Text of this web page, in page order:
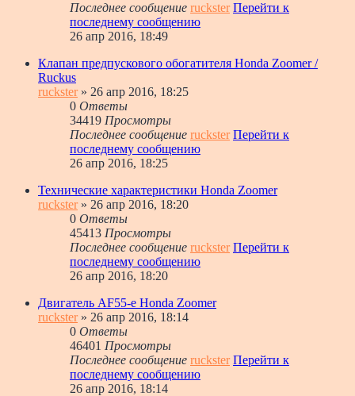
Последнее сообщение ruckster Перейти к
последнему сообщению
26 апр 2016, 18:49
Клапан предпускового обогатителя Honda Zoomer /
Ruckus
ruckster» 26 апр 2016, 18:25
0 Ответы
34419 Просмотры
Последнее сообщение ruckster Перейти к
последнему сообщению
26 апр 2016, 18:25
Технические характеристики Honda Zoomer
ruckster» 26 апр 2016, 18:20
0 Ответы
45413 Просмотры
Последнее сообщение ruckster Перейти к
последнему сообщению
26 апр 2016, 18:20
Двигатель AF55-e Honda Zoomer
ruckster» 26 апр 2016, 18:14
0 Ответы
46401 Просмотры
Последнее сообщение ruckster Перейти к
последнему сообщению
26 апр 2016, 18:14